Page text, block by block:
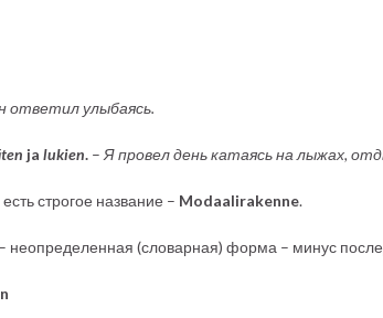
ответил улыбаясь.
ja lukien. – Я провел день катаясь на лыжах,
строгое название – Modaalirakenne.
неопределенная (словарная) форма – минус